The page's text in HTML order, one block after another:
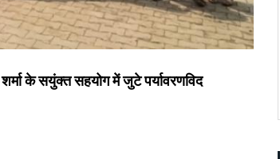
के सयुंक्त सहयोग में जुटे पर्यावरणविद